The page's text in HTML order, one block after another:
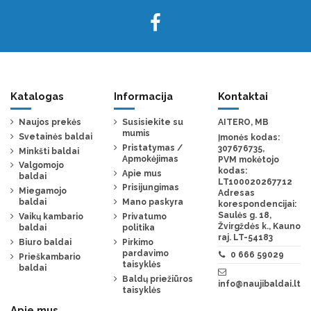
Katalogas
Naujos prekės
Svetainės baldai
Minkšti baldai
Valgomojo
baldai
Miegamojo
baldai
Vaikų kambario
baldai
Biuro baldai
Prieškambario
baldai
Informacija
Susisiekite su
mumis
Pristatymas /
Apmokėjimas
Apie mus
Prisijungimas
Mano paskyra
Privatumo
politika
Pirkimo
pardavimo
taisyklės
Baldų priežiūros
taisyklės
Kontaktai
AITERO, MB
Įmonės kodas:
307676735,
PVM mokėtojo
kodas:
LT100020267712
Adresas
korespondencijai:
Saulės g. 18,
Žvirgždės k., Kauno
raj. LT-54183
0 666 59029
info@naujibaldai.lt